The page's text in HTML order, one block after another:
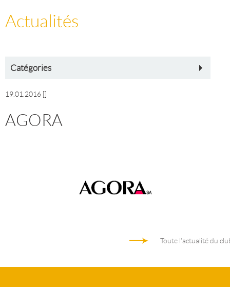
Actualités
Catégories
19.01.2016
AGORA
Toute l'actualité du